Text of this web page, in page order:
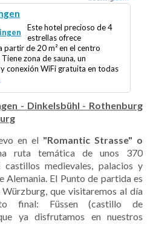
Este hotel precioso de 4
estrellas ofrece
partir de 20 m² en el centro
zona de sauna, un
conexión WiFi gratuita en todas
- Dinkelsbühl - Rothenburg
en el "Romantic Strasse" o
ruta temática de unos 370
medievales, palacios y
Alemania. El Punto de partida es
que visitaremos al día
final: Füssen (castillo de
ya disfrutamos en nuestros